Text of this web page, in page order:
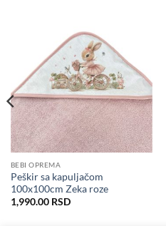
BEBI OPREMA
Peškir sa kapuljačom
100x100cm Zeka roze
1,990.00 RSD